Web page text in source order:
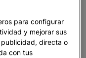
para configurar
y mejorar sus
directa o
con tus